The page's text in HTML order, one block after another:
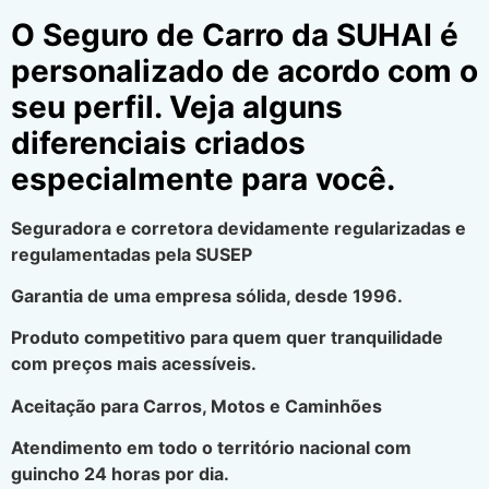
O Seguro de Carro da SUHAI é
personalizado de acordo com o
seu perfil. Veja alguns
diferenciais criados
especialmente para você.
Seguradora e corretora devidamente regularizadas e
regulamentadas pela SUSEP
Garantia de uma empresa sólida, desde 1996.
Produto competitivo para quem quer tranquilidade
com preços mais acessíveis.
Aceitação para Carros, Motos e Caminhões
Atendimento em todo o território nacional com
guincho 24 horas por dia.